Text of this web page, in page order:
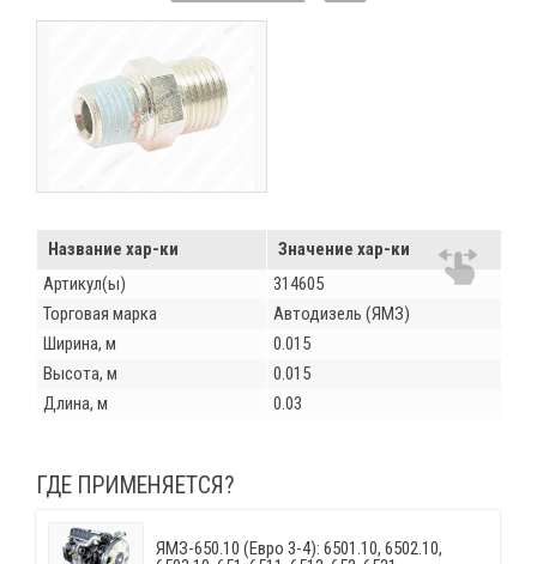
Название хар-ки
Значение хар-ки
Артикул(ы)
314605
Торговая марка
Автодизель (ЯМЗ)
Ширина, м
0.015
Высота, м
0.015
Длина, м
0.03
ГДЕ ПРИМЕНЯЕТСЯ?
ЯМЗ-650.10 (Евро 3-4): 6501.10, 6502.10,